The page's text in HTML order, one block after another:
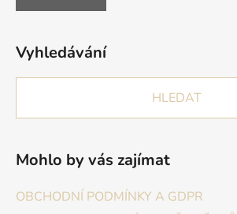
Vyhledávání
HLEDAT
Mohlo by vás zajímat
OBCHODNÍ PODMÍNKY A GDPR